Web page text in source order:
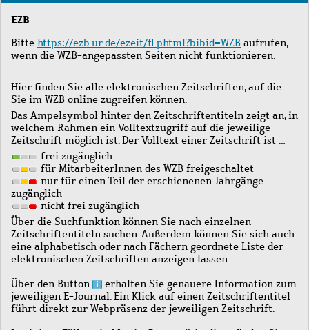
Journals
EZB
Bitte https://ezb.ur.de/ezeit/fl.phtml?bibid=WZB aufrufen,
wenn die WZB-angepassten Seiten nicht funktionieren.
Hier finden Sie alle elektronischen Zeitschriften, auf die
Sie im WZB online zugreifen können.
Das Ampelsymbol hinter den Zeitschriftentiteln zeigt an, in
welchem Rahmen ein Volltextzugriff auf die jeweilige
Zeitschrift möglich ist. Der Volltext einer Zeitschrift ist …
frei zugänglich
für MitarbeiterInnen des WZB freigeschaltet
nur für einen Teil der erschienenen Jahrgänge
zugänglich
nicht frei zugänglich
Über die Suchfunktion können Sie nach einzelnen
Zeitschriftentiteln suchen. Außerdem können Sie sich auch
eine alphabetisch oder nach Fächern geordnete Liste der
elektronischen Zeitschriften anzeigen lassen.
Über den Button
erhalten Sie genauere Information zum
jeweiligen E-Journal. Ein Klick auf einen Zeitschriftentitel
führt direkt zur Webpräsenz der jeweiligen Zeitschrift.